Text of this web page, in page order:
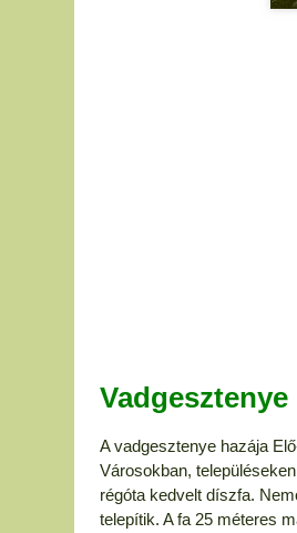
A vadgesztenye hazája
Városokban,
régóta kedvelt díszfa.
telepítik. A fa 25 méteres